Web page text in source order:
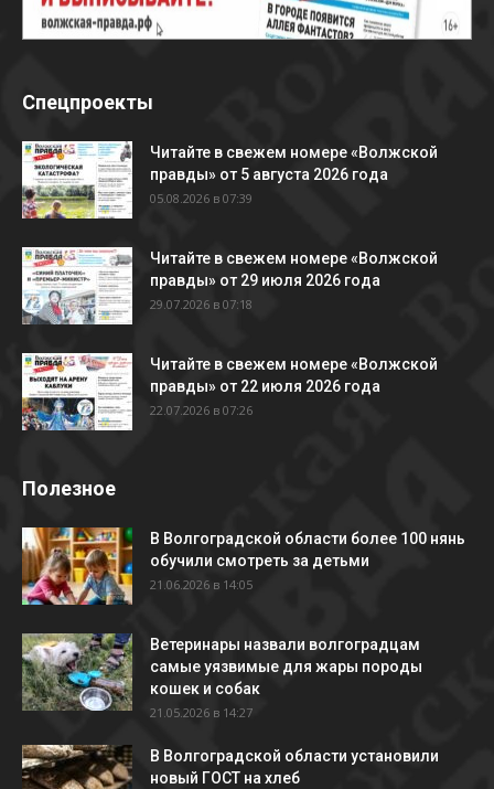
Спецпроекты
Читайте в свежем номере «Волжской
правды» от 5 августа 2026 года
05.08.2026 в 07:39
Читайте в свежем номере «Волжской
правды» от 29 июля 2026 года
29.07.2026 в 07:18
Читайте в свежем номере «Волжской
правды» от 22 июля 2026 года
22.07.2026 в 07:26
Полезное
В Волгоградской области более 100 нянь
обучили смотреть за детьми
21.06.2026 в 14:05
Ветеринары назвали волгоградцам
самые уязвимые для жары породы
кошек и собак
21.05.2026 в 14:27
В Волгоградской области установили
новый ГОСТ на хлеб